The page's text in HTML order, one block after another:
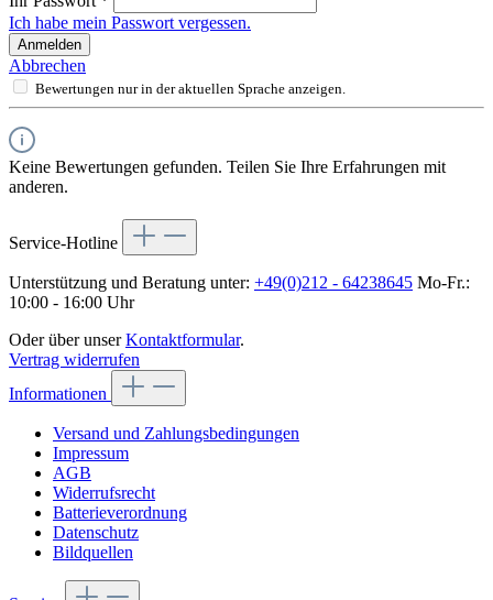
Ich habe mein Passwort vergessen.
Anmelden
Abbrechen
Bewertungen nur in der aktuellen Sprache anzeigen.
Keine Bewertungen gefunden. Teilen Sie Ihre Erfahrungen mit
anderen.
Service-Hotline
Unterstützung und Beratung unter: +49(0)212 - 64238645 Mo-Fr.:
10:00 - 16:00 Uhr
Oder über unserKontaktformular.
Vertrag widerrufen
Informationen
Versand und Zahlungsbedingungen
Impressum
AGB
Widerrufsrecht
Batterieverordnung
Datenschutz
Bildquellen